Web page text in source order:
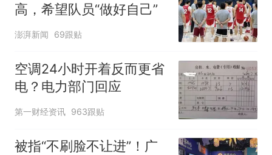
高，希望队员“做好自己”
澎湃新闻 69跟贴
空调24小时开着反而更省
电？电力部门回应
第一财经资讯 963跟贴
被指“不刷脸不让进”！广